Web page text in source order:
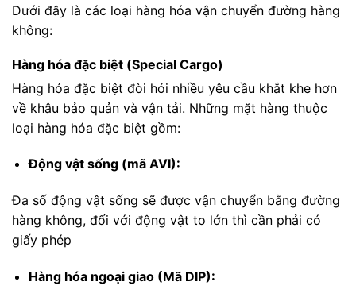
Dưới đây là các loại hàng hóa vận chuyển đường hàng
không:
Hàng hóa đặc biệt (Special Cargo)
Hàng hóa đặc biệt đòi hỏi nhiều yêu cầu khắt khe hơn
về khâu bảo quản và vận tải. Những mặt hàng thuộc
loại hàng hóa đặc biệt gồm:
Động vật sống (mã AVI):
Đa số động vật sống sẽ được vận chuyển bằng đường
hàng không, đối với động vật to lớn thì cần phải có
giấy phép
Hàng hóa ngoại giao (Mã DIP):